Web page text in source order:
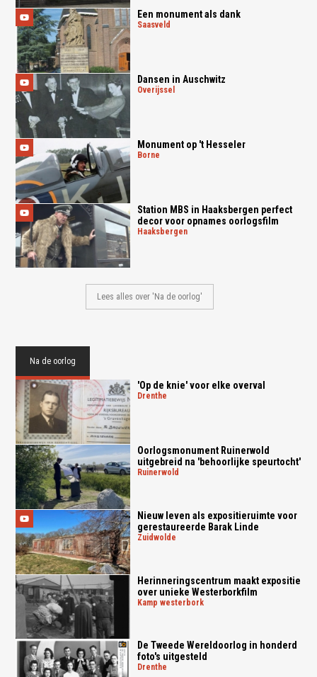
Een monument als dank
saasveld
Dansen in Auschwitz
overijssel
Monument op 't Hesseler
borne
Station MBS in Haaksbergen perfect
decor voor opnames oorlogsfilm
haaksbergen
Lees alles over 'Na de oorlog'
Na de oorlog
'Op de knie' voor elke overval
drenthe
Oorlogsmonument Ruinerwold
uitgebreid na 'behoorlijke speurtocht'
ruinerwold
Nieuw leven als expositieruimte voor
gerestaureerde Barak Linde
zuidwolde
Herinneringscentrum maakt expositie
over unieke Westerborkfilm
kamp westerbork
De Tweede Wereldoorlog in honderd
foto's uitgesteld
drenthe